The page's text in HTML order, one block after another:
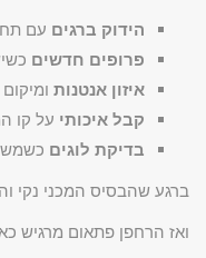
הידוק ברגים עם
פרופים חדשים
איזון אנטנות
קבל איכותי על קו
בדיקת לוגים
ברגע שהבסיס המכני נקי
ואז הרחפן פתאום מרגיש